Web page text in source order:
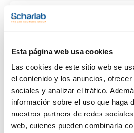
Esta página web usa cookies
Las cookies de este sitio web se
el contenido y los anuncios, ofrecer
sociales y analizar el tráfico.
información sobre el uso que haga
nuestros partners de redes
web, quienes pueden combinarla
Características
Capacidad
x 1 l